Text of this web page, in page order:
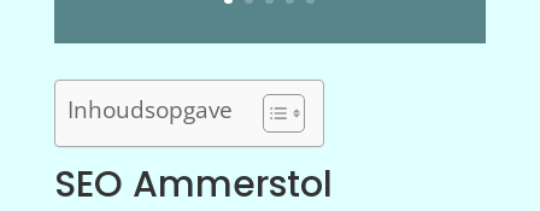
Inhoudsopgave
SEO Ammerstol